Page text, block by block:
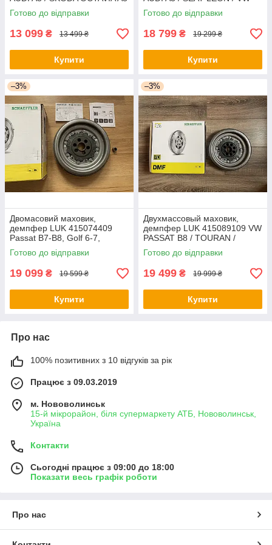
/ VW GOLF V / PASSAT B6 2.0
TDI DSG 6
Готово до відправки
13 099 ₴ 13 499 ₴
Купити
GOLF VI 1,6 TDI 11- (DSG7)
Готово до відправки
18 799 ₴ 19 299 ₴
Купити
–3%
Двомасовий маховик,
демпфер LUK 415074409
Passat B7-B8, Golf 6-7,
Caddy, Octavia, Superb 2,0
TDI DSG 6
Готово до відправки
19 099 ₴ 19 599 ₴
Купити
–3%
Двухмассовый маховик,
демпфер LUK 415089109 VW
PASSAT B8 / TOURAN /
SKODA SUPERB III 2,0 TDI
140 кВт DSG 6
Готово до відправки
19 499 ₴ 19 999 ₴
Купити
Про нас
100% позитивних з 10 відгуків за рік
Працює з 09.03.2019
м. Нововолинськ
15-й мікрорайон, біля супермаркету АТБ, Нововолинськ,
Україна
Контакти
Сьогодні працює з 09:00 до 18:00
Показати весь графік роботи
Про нас